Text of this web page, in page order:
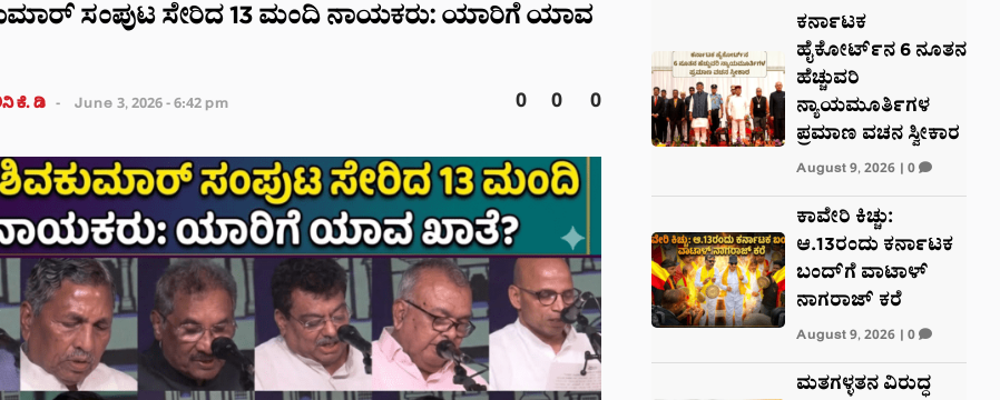
ಸಂಪುಟ ಸೇರಿದ 13 ಮಂದಿ ನಾಯಕರು: ಯಾರಿಗೆ ಯಾವ
ಕೆ. ಡಿ June 3, 2026 - 6:42 pm 0 0 0
ಕರ್ನಾಟಕ
ಹೈಕೋರ್ಟ್‌ನ 6 ನೂತನ
ಹೆಚ್ಚುವರಿ
ನ್ಯಾಯಮೂರ್ತಿಗಳ
ಪ್ರಮಾಣ ವಚನ ಸ್ವೀಕಾರ
August 9, 2026| 0
ಕಾವೇರಿ ಕಿಚ್ಚು:
ಆ.13ರಂದು ಕರ್ನಾಟಕ
ಬಂದ್‌ಗೆ ವಾಟಾಳ್
ನಾಗರಾಜ್ ಕರೆ
August 9, 2026| 0
ಮತಗಳ್ಳತನ ವಿರುದ್ಧ